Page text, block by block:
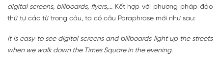
digital screens, billboards, flyers,...Kết hợp với phương pháp đảo
thứ tự các từ trong câu, ta có câu Paraphrase mới như sau:
It is easy to see digital screens and billboards light up the streets
when we walk down the Times Square in the evening.